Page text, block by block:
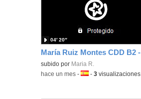
subido por Maria R.
04′ 20″
-hace un mes -Idioma:
-3 visualizaciones